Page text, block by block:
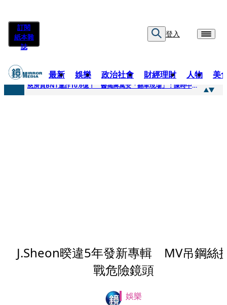
訂閱
紙本雜
誌
登入
最新 娛樂 政治社會 財經理財 人物 美
快訊
慈濟買BNT遭詐10.6億！ 醫揭蔣萬安「翻車現場」：陳時中當年是阻止被騙
J.Sheon暌違5年發新專輯 MV吊鋼絲
戰危險鏡頭
娛樂